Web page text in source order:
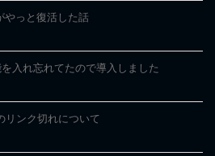
やっと復活した話
入れ忘れてたので導入しました
リンク切れについて